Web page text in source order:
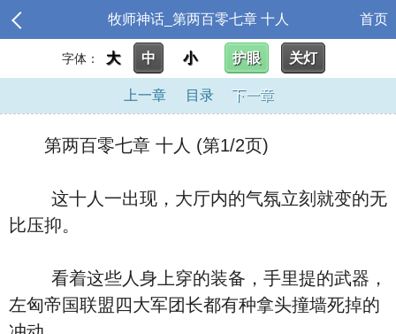
牧师神话_第两百零七章 十人 首页
字体： 大 中 小 护眼 关灯
上一章 目录 下一章
第两百零七章 十人 (第1/2页)
这十人一出现，大厅内的气氛立刻就变的无
比压抑。
看着这些人身上穿的装备，手里提的武器，
左匈帝国联盟四大军团长都有种拿头撞墙死掉的